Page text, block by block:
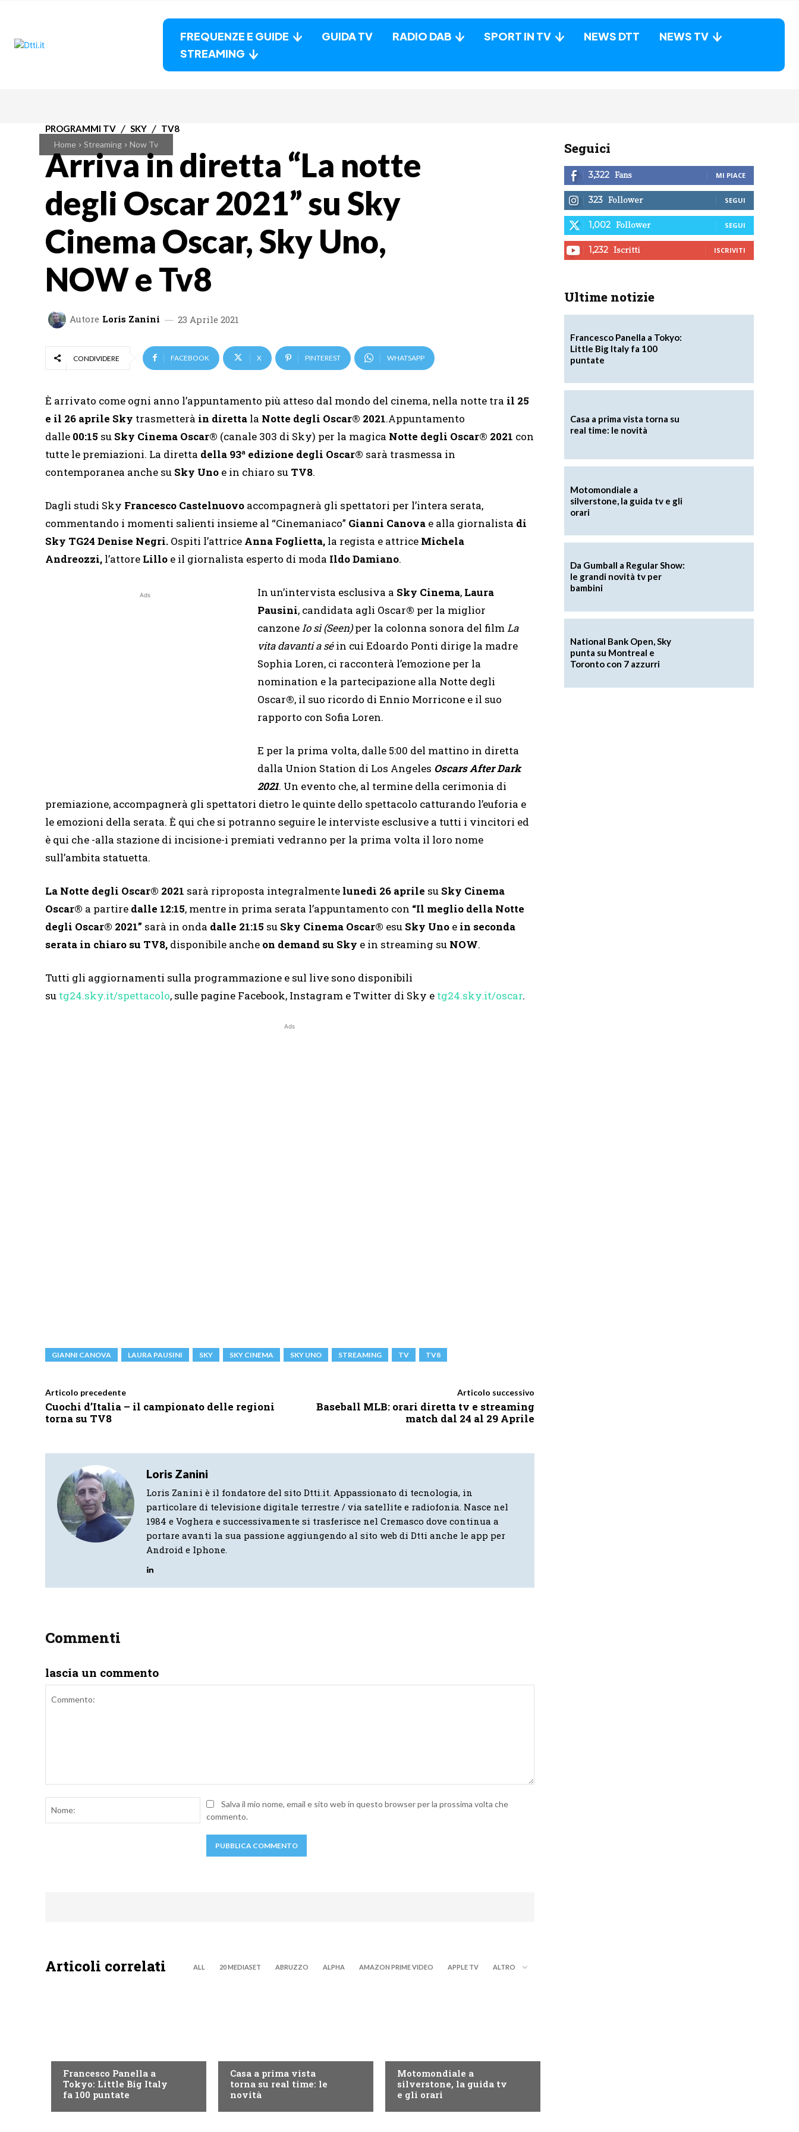
FREQUENZE E GUIDE GUIDA TV RADIO DAB SPORT IN TV NEWS DTT
NEWS TV
STREAMING
Home Streaming Now Tv
PROGRAMMI TV SKY TV8
Arriva in diretta “La notte
degli Oscar 2021” su Sky
Cinema Oscar, Sky Uno,
NOW e Tv8
Autore Loris Zanini 23 Aprile 2021
CONDIVIDERE FACEBOOK X PINTEREST WHATSAPP
È arrivato come ogni anno l’appuntamento più atteso dal mondo del cinema, nella notte tra il 25
e il 26 aprile Sky trasmetterà in diretta la Notte degli Oscar® 2021.Appuntamento
dalle 00:15 su Sky Cinema Oscar® (canale 303 di Sky) per la magica Notte degli Oscar® 2021 con
tutte le premiazioni. La diretta della 93ª edizione degli Oscar® sarà trasmessa in
contemporanea anche su Sky Uno e in chiaro su TV8.
Dagli studi Sky Francesco Castelnuovo accompagnerà gli spettatori per l’intera serata,
commentando i momenti salienti insieme al “Cinemaniaco” Gianni Canova e alla giornalista di
Sky TG24 Denise Negri. Ospiti l’attrice Anna Foglietta, la regista e attrice Michela
Andreozzi, l’attore Lillo e il giornalista esperto di moda Ildo Damiano.
Ads In un’intervista esclusiva a Sky Cinema, Laura
Pausini, candidata agli Oscar® per la miglior
canzone Io sì (Seen)per la colonna sonora del film La
vita davanti a séin cui Edoardo Ponti dirige la madre
Sophia Loren, ci racconterà l’emozione per la
nomination e la partecipazione alla Notte degli
Oscar®, il suo ricordo di Ennio Morricone e il suo
rapporto con Sofia Loren.
E per la prima volta, dalle 5:00 del mattino in diretta
dalla Union Station di Los Angeles Oscars After Dark
2021. Un evento che, al termine della cerimonia di
premiazione, accompagnerà gli spettatori dietro le quinte dello spettacolo catturando l’euforia e
le emozioni della serata. È qui che si potranno seguire le interviste esclusive a tutti i vincitori ed
è qui che -alla stazione di incisione-i premiati vedranno per la prima volta il loro nome
sull’ambita statuetta.
La Notte degli Oscar® 2021 sarà riproposta integralmente lunedì 26 aprile su Sky Cinema
Oscar® a partire dalle 12:15, mentre in prima serata l’appuntamento con “Il meglio della Notte
degli Oscar® 2021” sarà in onda dalle 21:15 su Sky Cinema Oscar® esu Sky Uno e in seconda
serata in chiaro su TV8, disponibile anche on demand su Sky e in streaming su NOW.
Tutti gli aggiornamenti sulla programmazione e sul live sono disponibili
su tg24.sky.it/spettacolo, sulle pagine Facebook, Instagram e Twitter di Sky e tg24.sky.it/oscar.
Ads
GIANNI CANOVA LAURA PAUSINI SKY SKY CINEMA SKY UNO STREAMING TV TV8
Articolo precedente
Cuochi d’Italia – il campionato delle regioni
torna su TV8
Articolo successivo
Baseball MLB: orari diretta tv e streaming
match dal 24 al 29 Aprile
Loris Zanini
Loris Zanini è il fondatore del sito Dtti.it. Appassionato di tecnologia, in
particolare di televisione digitale terrestre / via satellite e radiofonia. Nasce nel
1984 e Voghera e successivamente si trasferisce nel Cremasco dove continua a
portare avanti la sua passione aggiungendo al sito web di Dtti anche le app per
Android e Iphone.
Commenti
lascia un commento
Nome:Salva il mio nome, email e sito web in questo browser per la prossima volta che
commento.
Articoli correlati ALL 20 MEDIASET ABRUZZO ALPHA AMAZON PRIME VIDEO APPLE TV ALTRO
Francesco Panella a
Tokyo: Little Big Italy
fa 100 puntate
Casa a prima vista
torna su real time: le
novità
Motomondiale a
silverstone, la guida tv
e gli orari
Seguici
3,322 Fans MI PIACE
323 Follower SEGUI
1,002 Follower SEGUI
1,232 Iscritti ISCRIVITI
Ultime notizie
Francesco Panella a Tokyo:
Little Big Italy fa 100
puntate
Casa a prima vista torna su
real time: le novità
Motomondiale a
silverstone, la guida tv e gli
orari
Da Gumball a Regular Show:
le grandi novità tv per
bambini
National Bank Open, Sky
punta su Montreal e
Toronto con 7 azzurri